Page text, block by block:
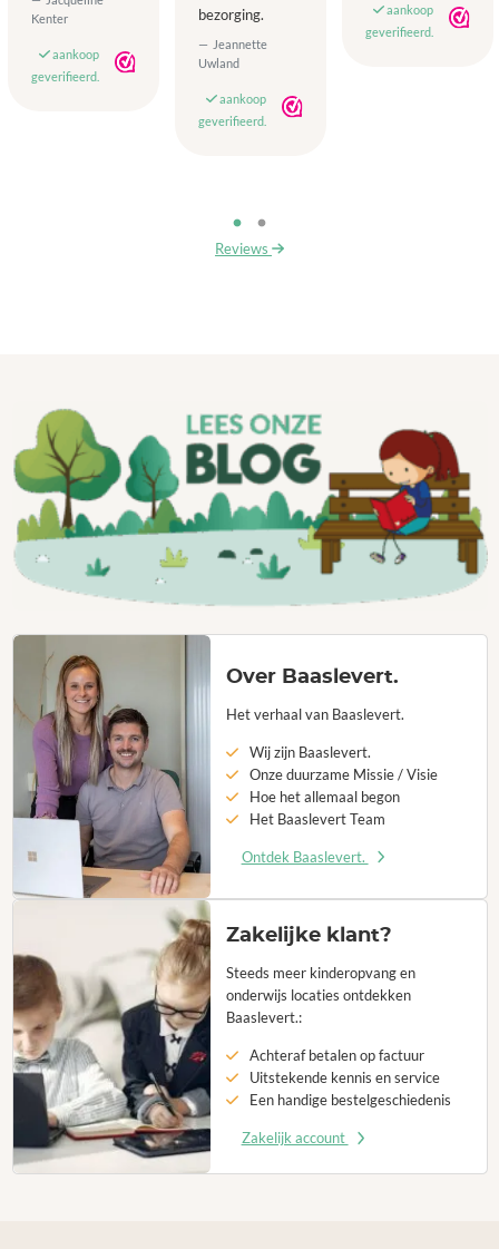
Kenter
aankoop
geverifieerd.
bezorging.
Jeannette
Uwland
aankoop
geverifieerd.
aankoop
geverifieerd.
Reviews
Over Baaslevert.
Het verhaal van Baaslevert.
Wij zijn Baaslevert.
Onze duurzame Missie / Visie
Hoe het allemaal begon
Het Baaslevert Team
Ontdek Baaslevert.
Zakelijke klant?
Steeds meer kinderopvang en
onderwijs locaties ontdekken
Baaslevert.:
Achteraf betalen op factuur
Uitstekende kennis en service
Een handige bestelgeschiedenis
Zakelijk account